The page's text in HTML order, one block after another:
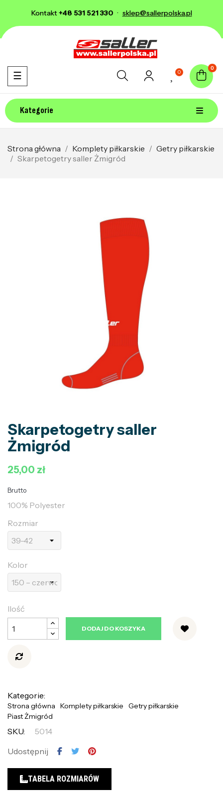
Kontakt+48 531 521 330 · sklep@sallerpolska.pl
0
0
Kategorie
Toggle navigation
☰
Strona główna Komplety piłkarskie
Getry piłkarskie
Skarpetogetry saller Żmigród
Skarpetogetry saller
Żmigród
25,00 zł
Brutto
100% Polyester
Rozmiar
Kolor
Ilość
DODAJ DO KOSZYKA
Kategorie:
Strona główna Komplety piłkarskie
Getry piłkarskie
Piast Żmigród
SKU:
5014
Udostępnij
TABELA ROZMIARÓW